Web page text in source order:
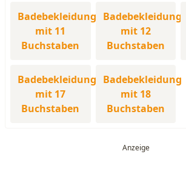
Badebekleidung
mit 11
Buchstaben
Badebekleidung
mit 12
Buchstaben
Badebekleidung
mit 17
Buchstaben
Badebekleidung
mit 18
Buchstaben